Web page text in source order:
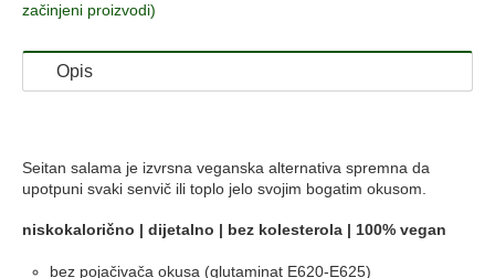
začinjeni proizvodi)
Opis
Seitan salama je izvrsna veganska alternativa spremna da
upotpuni svaki senvič ili toplo jelo svojim bogatim okusom.
niskokalorično | dijetalno | bez kolesterola | 100% vegan
bez pojačivača okusa (glutaminat E620-E625)